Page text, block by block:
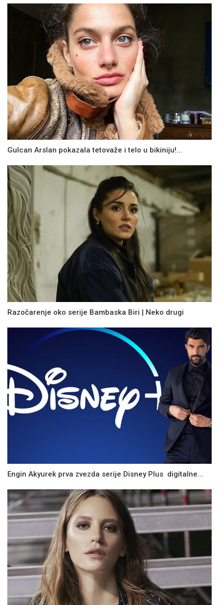
Gulcan Arslan pokazala tetovaže i telo u bikiniju!...
Razočarenje oko serije Bambaska Biri | Neko drugi
Engin Akyurek prva zvezda serije Disney Plus digitalne...